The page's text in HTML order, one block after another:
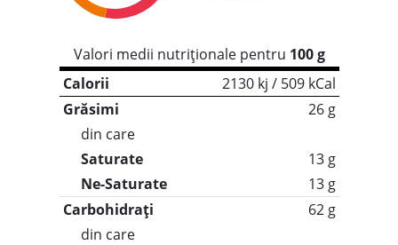
Valori medii nutriționale pentru 100 g
Calorii
2130 kj / 509 kCal
Grăsimi
26 g
din care
Saturate
13 g
Ne-Saturate
13 g
Carbohidrați
62 g
din care